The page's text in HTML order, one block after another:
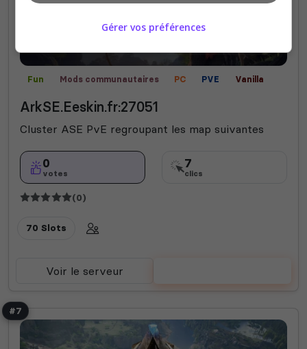
Fun Mods communautaires PC PVE Vanilla
ArkSE.Eeskin.fr:27051
Cluster ASE PvE regroupant les map suivantes
0
votes
7
clics
(0)
70 Slots
Voir le serveur
#7
Gérer vos préférences